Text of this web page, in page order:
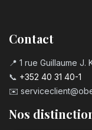
Contact
📍 1 rue Guillaume J.
📞 +352 40 31 40-1
✉️
Nos